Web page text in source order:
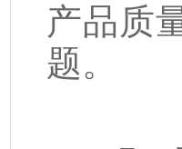
产品质
题。